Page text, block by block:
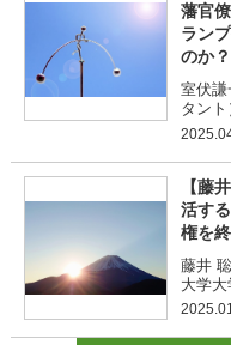
藩官
ラン
のか？
室伏
タント
【藤
活す
権を
藤井
大学大